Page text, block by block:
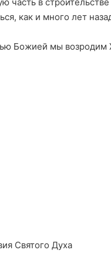
в
как и много лет
Божией мы возродим
Святого Духа